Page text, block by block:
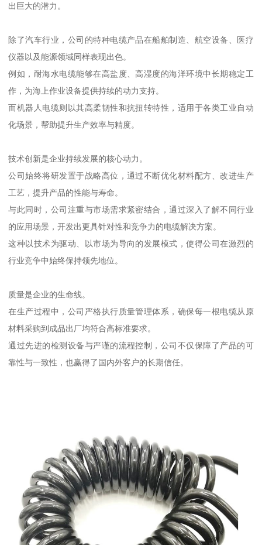
出巨大的潜力。
除了汽车行业，公司的特种电缆产品在船舶制造、航空设备、医疗
仪器以及能源领域同样表现出色。
例如，耐海水电缆能够在高盐度、高湿度的海洋环境中长期稳定工
作，为海上作业设备提供持续的动力支持。
而机器人电缆则以其高柔韧性和抗扭转特性，适用于各类工业自动
化场景，帮助提升生产效率与精度。
技术创新是企业持续发展的核心动力。
公司始终将研发置于战略高位，通过不断优化材料配方、改进生产
工艺，提升产品的性能与寿命。
与此同时，公司注重与市场需求紧密结合，通过深入了解不同行业
的应用场景，开发出更具针对性和竞争力的电缆解决方案。
这种以技术为驱动、以市场为导向的发展模式，使得公司在激烈的
行业竞争中始终保持领先地位。
质量是企业的生命线。
在生产过程中，公司严格执行质量管理体系，确保每一根电缆从原
材料采购到成品出厂均符合高标准要求。
通过先进的检测设备与严谨的流程控制，公司不仅保障了产品的可
靠性与一致性，也赢得了国内外客户的长期信任。